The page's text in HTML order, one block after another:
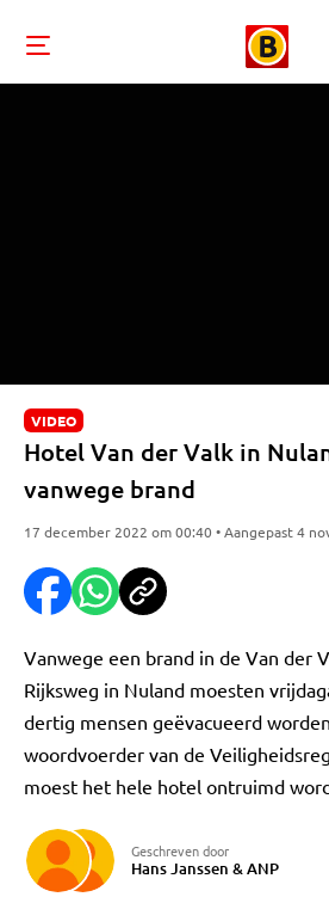
VIDEO
Hotel Van der Valk in
vanwege brand
17 december 2022 om 00:40 • Aangepast 4
Vanwege een brand in de Van der
Rijksweg in Nuland moesten
dertig mensen geëvacueerd
woordvoerder van de
moest het hele hotel ontruimd
Geschreven door
Hans Janssen &ANP